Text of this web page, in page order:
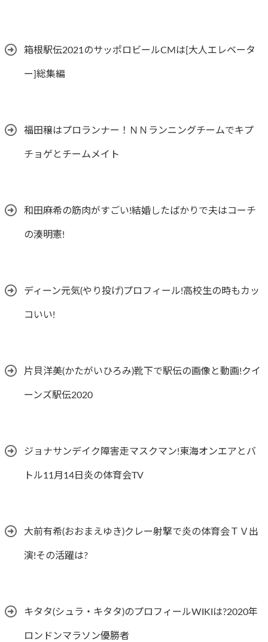
箱根駅伝2021のサッポロビールCMは[大人エレベータ
ー]総集編
福田穣はプロランナー！ＮＮランニングチームでキプ
チョゲとチームメイト
和田麻希の筋肉がすごい!結婚したばかりで夫はコーチ
の湊明憲!
ディーン元気(やり投げ)プロフィール!高校生の時もカッ
コいい!
片貝洋美(かたがいひろみ)靴下で駅伝の画像と動画!クイ
ーンズ駅伝2020
ジョナサンデイク障害走マスクマン!東海オンエアとバ
トル11月14日炎の体育会TV
大前有希(おおまえゆき)クレー射撃で炎の体育会ＴＶ出
演!その活躍は?
キタタ(シュラ・キタタ)のプロフィールWIKIは?2020年
ロンドンマラソン優勝者